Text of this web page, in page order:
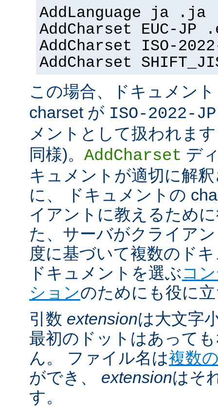
AddLanguage ja .ja
AddCharset EUC-JP
AddCharset ISO-
AddCharset
この場合、ドキュメン
charset が ISO-2022-JP
メントとして扱われま
同様)。 AddCharset デ
キュメントが適切に解
に、 ドキュメントの
イアントに教えるため
た、サーバがクライア
度に基づいて複数のド
ドキュメントを選ぶコ
ションのためにも役に
引数 extensionは大文字
最初のドットはあって
ん。 ファイル名は複数
ができ、 extensionはそ
す。